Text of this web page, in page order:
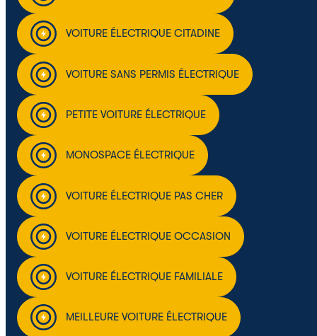
VOITURE ÉLECTRIQUE CITADINE
VOITURE SANS PERMIS ÉLECTRIQUE
PETITE VOITURE ÉLECTRIQUE
MONOSPACE ÉLECTRIQUE
VOITURE ÉLECTRIQUE PAS CHER
VOITURE ÉLECTRIQUE OCCASION
VOITURE ÉLECTRIQUE FAMILIALE
MEILLEURE VOITURE ÉLECTRIQUE